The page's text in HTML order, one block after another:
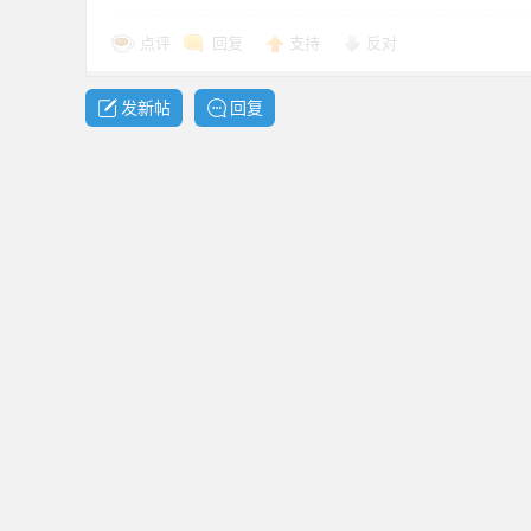
资
点评 回复 支持 反对
发新帖 回复